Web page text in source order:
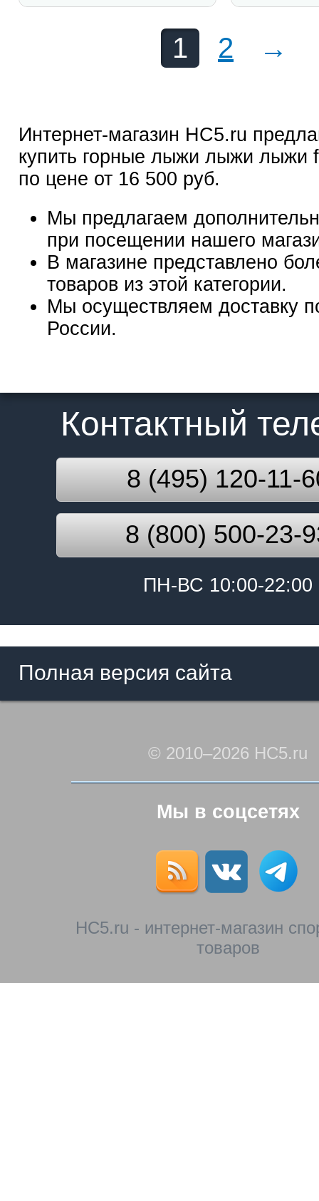
1 2 →
Интернет-магазин HC5.ru
купить горные лыжи лыжи лыжи
по цене от 16 500 руб.
Мы предлагаем
при посещении нашего
В магазине представлено
товаров из этой категории.
Мы осуществляем доставку
России.
Контактный
8 (495) 120-11-
8 (800) 500-23-
ПН-ВС 10:00-22:00
Полная версия сайта
© 2010–2026 HC5.ru
Мы в соцсетях
HC5.ru - интернет-магазин
товаров